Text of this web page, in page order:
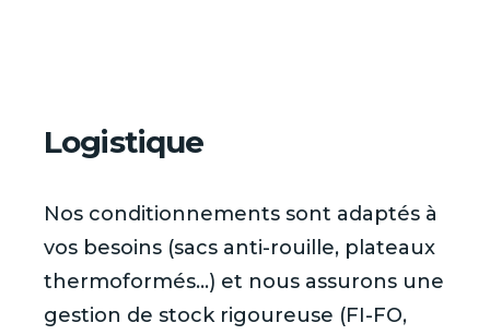
Logistique
Nos conditionnements sont adaptés à
vos besoins (sacs anti-rouille, plateaux
thermoformés…) et nous assurons une
gestion de stock rigoureuse (FI-FO,